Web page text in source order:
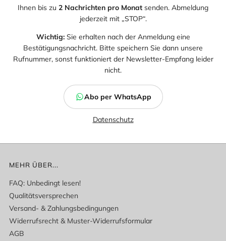
Ihnen bis zu 2 Nachrichten pro Monat senden. Abmeldung
jederzeit mit „STOP“.
Wichtig:Sie erhalten nach der Anmeldung eine
Bestätigungsnachricht. Bitte speichern Sie dann unsere
Rufnummer, sonst funktioniert der Newsletter-Empfang leider
nicht.
Abo per WhatsApp
Datenschutz
MEHR ÜBER...
FAQ: Unbedingt lesen!
Qualitätsversprechen
Versand- & Zahlungsbedingungen
Widerrufsrecht & Muster-Widerrufsformular
AGB